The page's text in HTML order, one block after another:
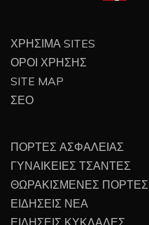
ΧΡΗΣΙΜΑ SITES
ΟΡΟΙ ΧΡΗΣΗΣ
SITE MAP
ΣΕΟ
ΠΟΡΤΕΣ ΑΣΦΑΛΕΙΑΣ
ΓΥΝΑΙΚΕΙΕΣ ΤΣΑΝΤΕΣ
ΘΩΡΑΚΙΣΜΕΝΕΣ ΠΟΡΤΕΣ
ΕΙΔΗΣΕΙΣ ΝΕΑ